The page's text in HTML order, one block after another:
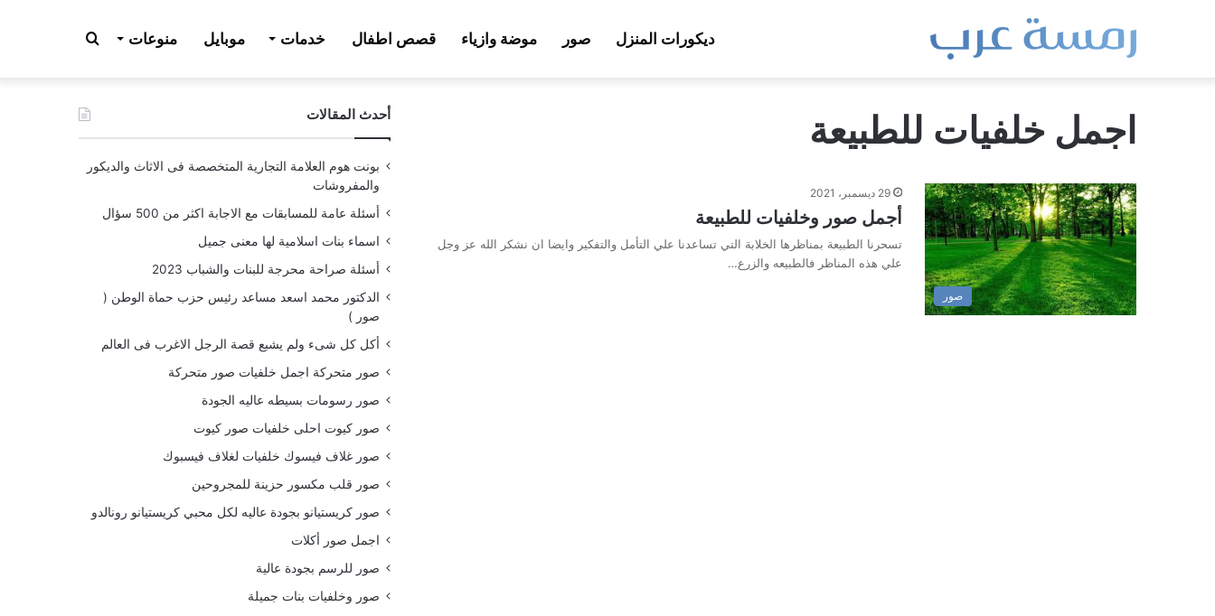
ديكورات المنزل صور موضة وازياء قصص اطفال خدمات موبايل منوعات بحث
عن اجمل خلفيات للطبيعة
صور
29 ديسمبر، 2021
أجمل صور وخلفيات للطبيعة
تسحرنا الطبيعة بمناظرها الخلابة التي تساعدنا علي التأمل والتفكير وايضا ان نشكر الله عز وجل
علي هذه المناظر فالطبيعه والزرع…
أحدث المقالات
بونت هوم العلامة التجارية المتخصصة فى الاثاث والديكور
والمفروشات
أسئلة عامة للمسابقات مع الاجابة اكثر من 500 سؤال
اسماء بنات اسلامية لها معنى جميل
أسئلة صراحة محرجة للبنات والشباب 2023
الدكتور محمد اسعد مساعد رئيس حزب حماة الوطن (
صور )
أكل كل شىء ولم يشبع قصة الرجل الاغرب فى العالم
صور متحركة اجمل خلفيات صور متحركة
صور رسومات بسيطه عاليه الجودة
صور كيوت احلى خلفيات صور كيوت
صور غلاف فيسوك خلفيات لغلاف فيسبوك
صور قلب مكسور حزينة للمجروحين
صور كريستيانو بجودة عاليه لكل محبي كريستيانو رونالدو
اجمل صور أكلات
صور للرسم بجودة عالية
صور وخلفيات بنات جميلة